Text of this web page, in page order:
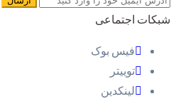
شبکات اجتماعی
فیس بوک
توییتر
لینکدین